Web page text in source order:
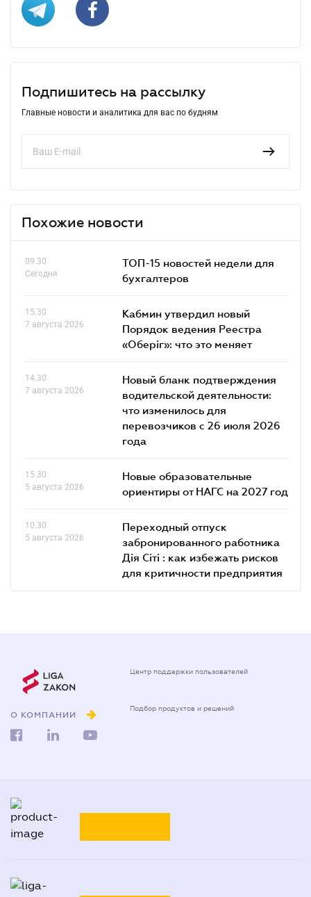
Подпишитесь на рассылку
Главные новости и аналитика для вас по будням
Похожие новости
09.30
Сегодня
ТОП-15 новостей недели для
бухгалтеров
15.30
7 августа 2026
Кабмин утвердил новый
Порядок ведения Реестра
«Оберіг»: что это меняет
14.30
7 августа 2026
Новый бланк подтверждения
водительской деятельности:
что изменилось для
перевозчиков с 26 июля 2026
года
15.30
5 августа 2026
Новые образовательные
ориентиры от НАГС на 2027 год
10.30
5 августа 2026
Переходный отпуск
забронированного работника
Дія Сіті : как избежать рисков
для критичности предприятия
О КОМПАНИИ
Центр поддержки пользователей
Подбор продуктов и решений